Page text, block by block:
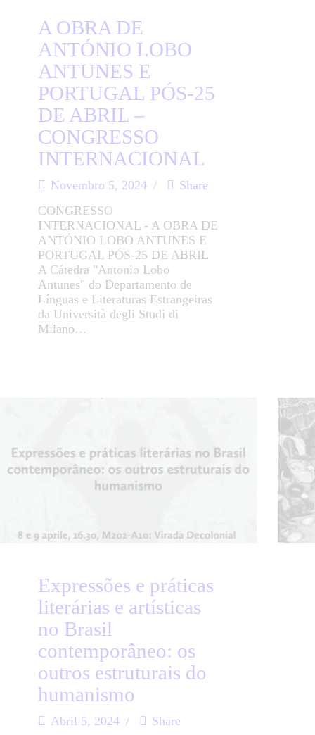
A OBRA DE
ANTÓNIO LOBO
ANTUNES E
PORTUGAL PÓS-25
DE ABRIL –
CONGRESSO
INTERNACIONAL
Novembro 5, 2024
Share
CONGRESSO
INTERNACIONAL - A OBRA DE
ANTÓNIO LOBO ANTUNES E
PORTUGAL PÓS-25 DE ABRIL
A Cátedra "Antonio Lobo
Antunes" do Departamento de
Línguas e Literaturas Estrangeiras
da Università degli Studi di
Milano…
Expressões e práticas
literárias e artísticas
no Brasil
contemporâneo: os
outros estruturais do
humanismo
Abril 5, 2024
Share